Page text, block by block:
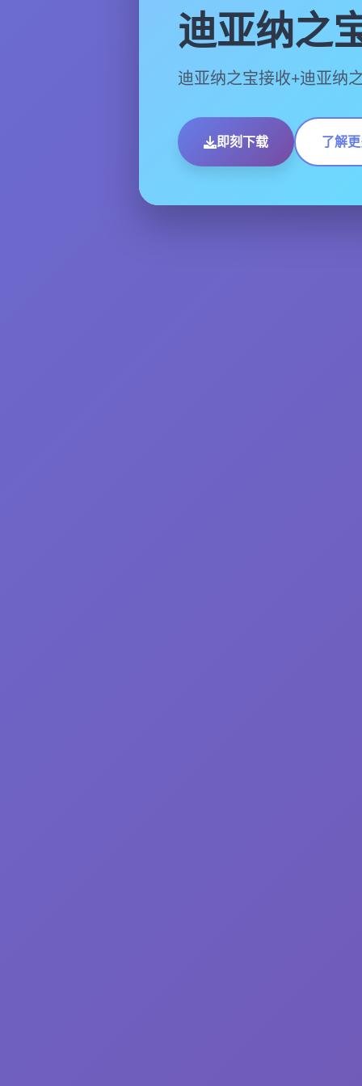
迪亚纳之
迪亚纳之宝接收+迪亚纳
即刻下载 了解